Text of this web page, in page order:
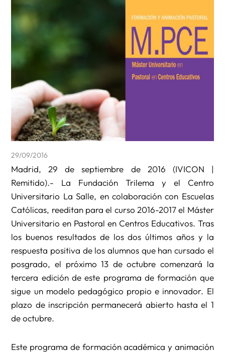
29/09/2016
Madrid, 29 de septiembre de 2016 (IVICON |
Remitido).- La Fundación Trilema y el Centro
Universitario La Salle, en colaboración con Escuelas
Católicas, reeditan para el curso 2016-2017 el Máster
Universitario en Pastoral en Centros Educativos. Tras
los buenos resultados de los dos últimos años y la
respuesta positiva de los alumnos que han cursado el
posgrado, el próximo 13 de octubre comenzará la
tercera edición de este programa de formación que
sigue un modelo pedagógico propio e innovador. El
plazo de inscripción permanecerá abierto hasta el 1
de octubre.
Este programa de formación académica y animación